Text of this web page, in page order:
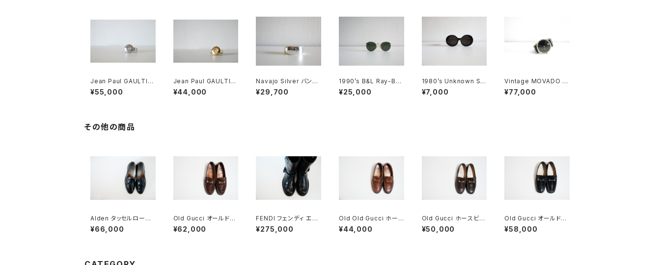
Jean Paul GAULTIE
R UFO Watch Silver
¥55,000
Jean Paul GAULTIE
R UFO Watch
¥44,000
Navajo Silver バング
ル
¥29,700
1990’s B&L Ray-Ban
ラウンドメタル
¥25,000
1980’s Unknown Su
nglasses
¥7,000
Vintage MOVADO M
useum Watch
¥77,000
その他の商品
Alden タッセルローフ
ァー #660 10C
¥66,000
Old Gucci オールドグ
ッチ ホースビットローフ
ァー 8.5D DB ラバー
¥62,000
FENDI フェンディ エン
ジニアブーツ 8.5
¥275,000
Old Old Gucci ホース
ビットローファー 36C
BRラバーソール
¥44,000
Old Gucci ホースビッ
トローファー 35.5C D
B
¥50,000
Old Gucci オールドグ
ッチ ホースビットローフ
ァー 40 E Black
¥58,000